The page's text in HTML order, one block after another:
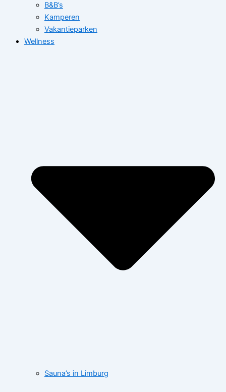
B&B’s
Kamperen
Vakantieparken
Wellness
Sauna’s in Limburg